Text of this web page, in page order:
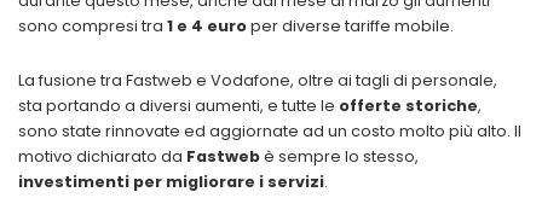
sono compresi tra 1 e 4 europer diverse tariffe mobile.
La fusione tra Fastweb e Vodafone, oltre ai tagli di personale,
sta portando a diversi aumenti, e tutte le offerte storiche,
sono state rinnovate ed aggiornate ad un costo molto più alto. Il
motivo dichiarato da Fastwebè sempre lo stesso,
investimenti per migliorare i servizi.